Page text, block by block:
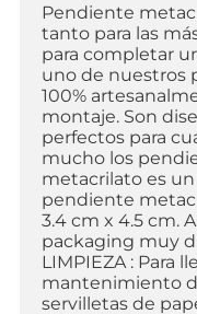
Pendiente
tanto para las
para completar
uno de nuestros
100%
montaje. Son
perfectos para
mucho los
metacrilato es
pendiente
3.4 cm x 4.5 cm.
packaging muy
LIMPIEZA : Para
mantenimiento
servilletas de